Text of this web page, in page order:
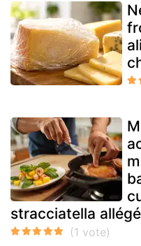
stracciatella